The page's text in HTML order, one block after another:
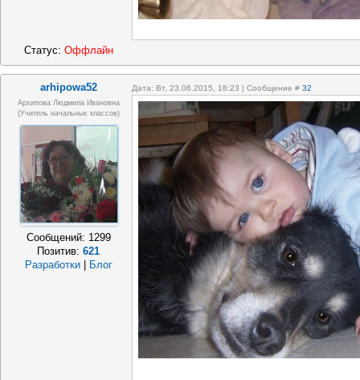
Статус: Оффлайн
arhipowa52 Дата: Вт, 23.06.2015, 18:23 | Сообщение # 32
Архипова Людмила Ивановна
(учитель начальных классов)
Сообщений: 1299
Позитив:621
Разработки
Блог